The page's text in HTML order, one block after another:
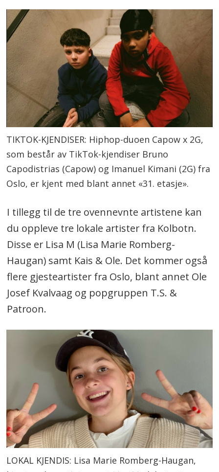
TIKTOK-KJENDISER: Hiphop-duoen Capow x 2G,
som består av TikTok-kjendiser Bruno
Capodistrias (Capow) og Imanuel Kimani (2G) fra
Oslo, er kjent med blant annet «31. etasje».
I tillegg til de tre ovennevnte artistene kan
du oppleve tre lokale artister fra Kolbotn.
Disse er Lisa M (Lisa Marie Romberg-
Haugan) samt Kais & Ole. Det kommer også
flere gjesteartister fra Oslo, blant annet Ole
Josef Kvalvaag og popgruppen T.S. &
Patroon.
LOKAL KJENDIS: Lisa Marie Romberg-Haugan,